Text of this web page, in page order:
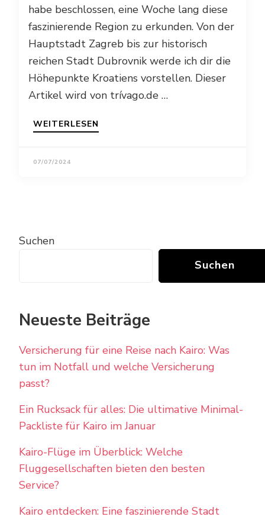
habe beschlossen, eine Woche lang diese
faszinierende Region zu erkunden. Von der
Hauptstadt Zagreb bis zur historisch
reichen Stadt Dubrovnik werde ich dir die
Höhepunkte Kroatiens vorstellen. Dieser
Artikel wird von trívago.de …
WEITERLESEN
07/07/2024
Suchen
Suchen
Neueste Beiträge
Versicherung für eine Reise nach Kairo: Was
tun im Notfall und welche Versicherung
passt?
Ein Rucksack für alles: Die ultimative Minimal-
Packliste für Kairo im Januar
Kairo-Flüge im Überblick: Welche
Fluggesellschaften bieten den besten
Service?
Kairo entdecken: Eine faszinierende Stadt